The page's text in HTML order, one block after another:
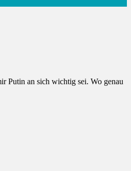
Putin an sich wichtig sei. Wo genau